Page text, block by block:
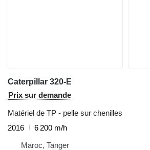
Caterpillar 320-E
Prix sur demande
Matériel de TP - pelle sur chenilles
2016
6 200 m/h
Maroc, Tanger